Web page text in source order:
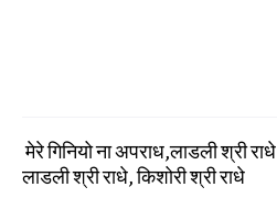
मेरे गिनियो ना अपराध,लाडली श्री राधे
लाडली श्री राधे, किशोरी श्री राधे